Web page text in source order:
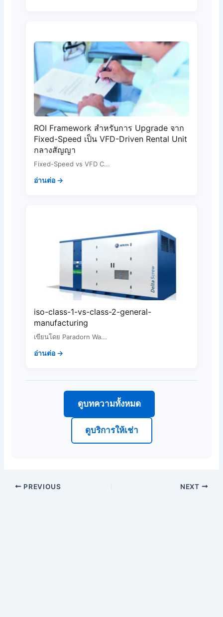
ROI Framework สำหรับการ Upgrade จาก
Fixed-Speed เป็น VFD-Driven Rental Unit
กลางสัญญา
Fixed-Speed vs VFD C...
อ่านต่อ →
iso-class-1-vs-class-2-general-
manufacturing
เขียนโดย Paradorn Wa...
อ่านต่อ →
ดูบทความทั้งหมด
ดูบริการให้เช่า
PREVIOUS NEXT